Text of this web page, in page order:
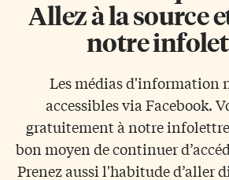
Allez à la source
notre
Les médias d'information
accessibles via Facebook.
gratuitement à notre
bon moyen de continuer
Prenez aussi l'habitude d’aller